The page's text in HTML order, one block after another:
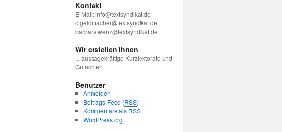
Kontakt
E-Mail: info@textsyndikat.de
c.geldmacher@textsyndikat.de
barbara.wenz@textsyndikat.de
Wir erstellen Ihnen
... aussagekräftige Kurzlektorate und
Gutachten
Benutzer
Anmelden
Beitrags-Feed (RSS)
Kommentare als RSS
WordPress.org